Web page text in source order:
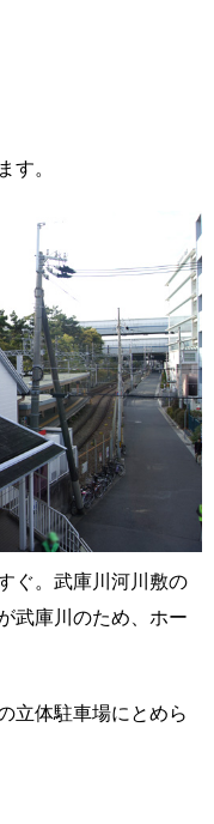
す。
ぐ。武庫川河川敷の
武庫川のため、ホー
立体駐車場にとめら